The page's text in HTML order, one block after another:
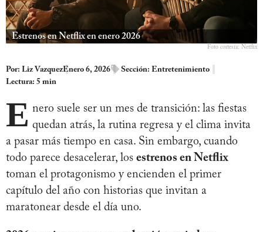
Estrenos en Netflix en enero 2026
Foto cortesía: Netflix
Por: Liz VazquezEnero 6, 2026 Sección: Entretenimiento
Lectura: 5 min
E nero suele ser un mes de transición: las fiestas
quedan atrás, la rutina regresa y el clima invita
a pasar más tiempo en casa. Sin embargo, cuando
todo parece desacelerar, los estrenos en Netflix
toman el protagonismo y encienden el primer
capítulo del año con historias que invitan a
maratonear desde el día uno.